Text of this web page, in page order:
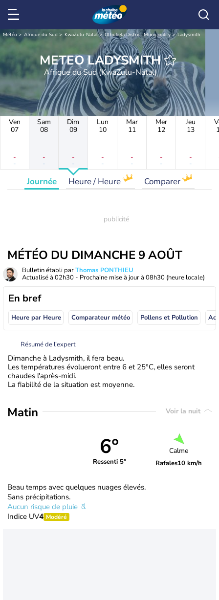
Météo Afrique du Sud KwaZulu-Natal Uthukela District Municipality Ladysmith
METEO LADYSMITH
Afrique du Sud (KwaZulu-Natal)
Ven
07
-
-
Sam
08
-
-
Dim
09
-
-
Lun
10
-
-
Mar
11
-
-
Mer
12
-
-
Jeu
13
-
-
Journée Heure / Heure Comparer
MÉTÉO DU DIMANCHE 9 AOÛT
Bulletin établi parThomas PONTHIEU
Actualisé à 02h30 - Prochaine mise à jour à 08h30 (heure locale)
En bref
Heure par Heure Comparateur météo Pollens et Pollution
Résumé de l’expert
Dimanche à Ladysmith, il fera beau.
Les températures évolueront entre 6 et 25°C, elles seront
chaudes l'après-midi.
La fiabilité de la situation est moyenne.
Matin Voir la nuit
6°
Ressenti 5°
Calme
Rafales10 km/h
Beau temps avec quelques nuages élevés.
Sans précipitations.
Aucun risque de pluie
Indice UV4 Modéré